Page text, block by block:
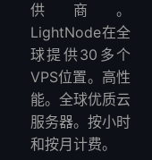
供商。
LightNode在全
球提供30多个
VPS位置。高性
能。全球优质云
服务器。按小时
和按月计费。